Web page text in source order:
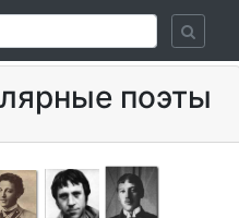
поэты